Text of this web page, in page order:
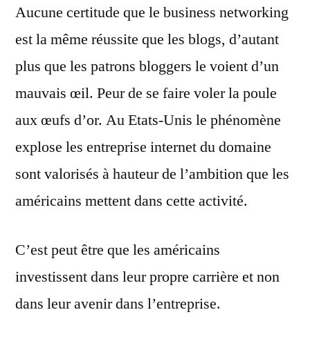
Aucune certitude que le business networking
est la même réussite que les blogs, d’autant
plus que les patrons bloggers le voient d’un
mauvais œil. Peur de se faire voler la poule
aux œufs d’or. Au Etats-Unis le phénomène
explose les entreprise internet du domaine
sont valorisés à hauteur de l’ambition que les
américains mettent dans cette activité.
C’est peut être que les américains
investissent dans leur propre carrière et non
dans leur avenir dans l’entreprise.